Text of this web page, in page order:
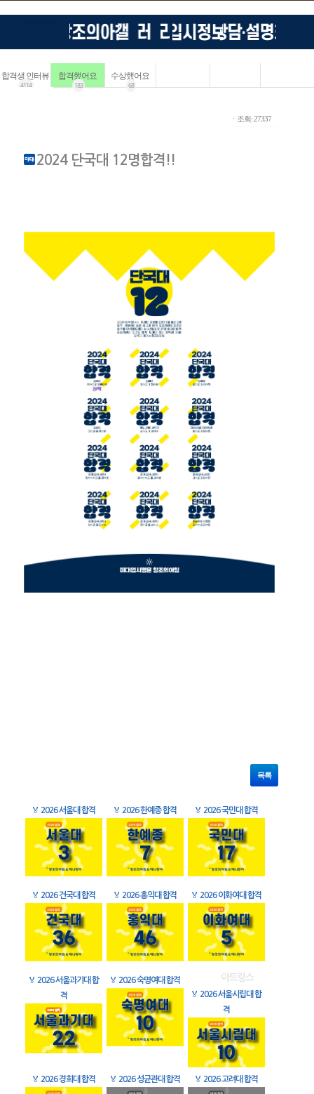
합격생 인터뷰
4114
합격했어요
183
수상했어요
68
ㆍ조회: 27337
2024 단국대 12명합격!!
목록
🏅 2026 서울대 합격 🏅 2026 한예종 합격 🏅 2026 국민대 합격
🏅 2026 건국대 합격 🏅 2026 홍익대 합격 🏅 2026 이화여대 합격
🏅 2026 서울과기대 합
격
🏅 2026 숙명여대 합격
🏅 2026 서울시립대 합
격
🏅 2026 경희대 합격 🏅 2026 성균관대 합격 🏅 2026 고려대 합격